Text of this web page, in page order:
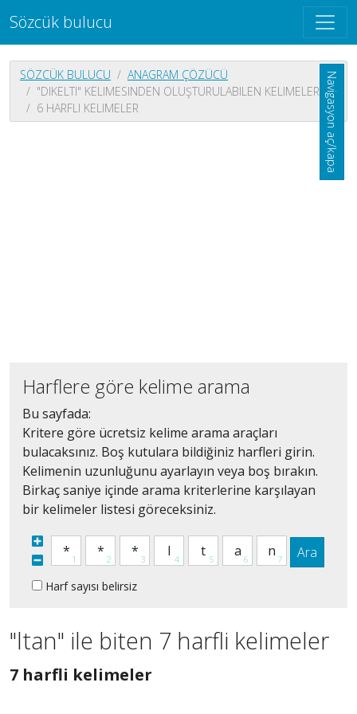
Sözcük bulucu
Navigasyon aç/kapa
SÖZCÜK BULUCU
ANAGRAM ÇÖZÜCÜ
"DIKELTI" KELIMESINDEN OLUŞTURULABILEN KELIMELER
6 HARFLI KELIMELER
Harflere göre kelime arama
Bu sayfada:
Kritere göre ücretsiz kelime arama araçları
bulacaksınız. Boş kutulara bildiğiniz harfleri girin.
Kelimenin uzunluğunu ayarlayın veya boş bırakın.
Birkaç saniye içinde arama kriterlerine karşılayan
bir kelimeler listesi göreceksiniz.
Ara
Harf sayısı belirsiz
"ltan" ile biten 7 harfli kelimeler
7 harfli kelimeler